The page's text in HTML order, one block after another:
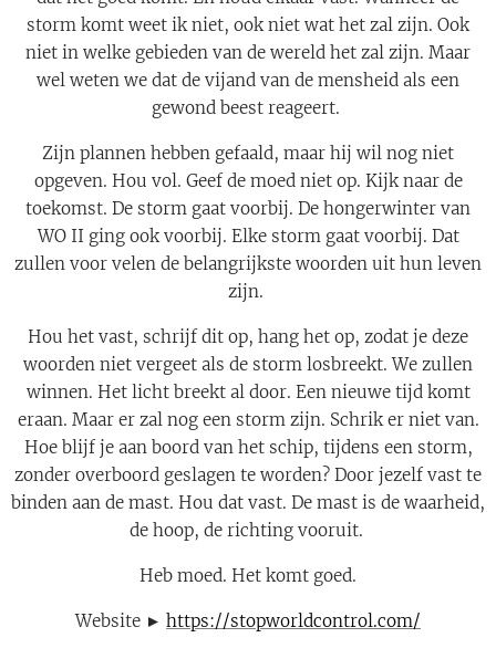
storm komt weet ik niet, ook niet wat het zal zijn. Ook
niet in welke gebieden van de wereld het zal zijn. Maar
wel weten we dat de vijand van de mensheid als een
gewond beest reageert.
Zijn plannen hebben gefaald, maar hij wil nog niet
opgeven. Hou vol. Geef de moed niet op. Kijk naar de
toekomst. De storm gaat voorbij. De hongerwinter van
WO II ging ook voorbij. Elke storm gaat voorbij. Dat
zullen voor velen de belangrijkste woorden uit hun leven
zijn.
Hou het vast, schrijf dit op, hang het op, zodat je deze
woorden niet vergeet als de storm losbreekt. We zullen
winnen. Het licht breekt al door. Een nieuwe tijd komt
eraan. Maar er zal nog een storm zijn. Schrik er niet van.
Hoe blijf je aan boord van het schip, tijdens een storm,
zonder overboord geslagen te worden? Door jezelf vast te
binden aan de mast. Hou dat vast. De mast is de waarheid,
de hoop, de richting vooruit.
Heb moed. Het komt goed.
Website ► https://stopworldcontrol.com/